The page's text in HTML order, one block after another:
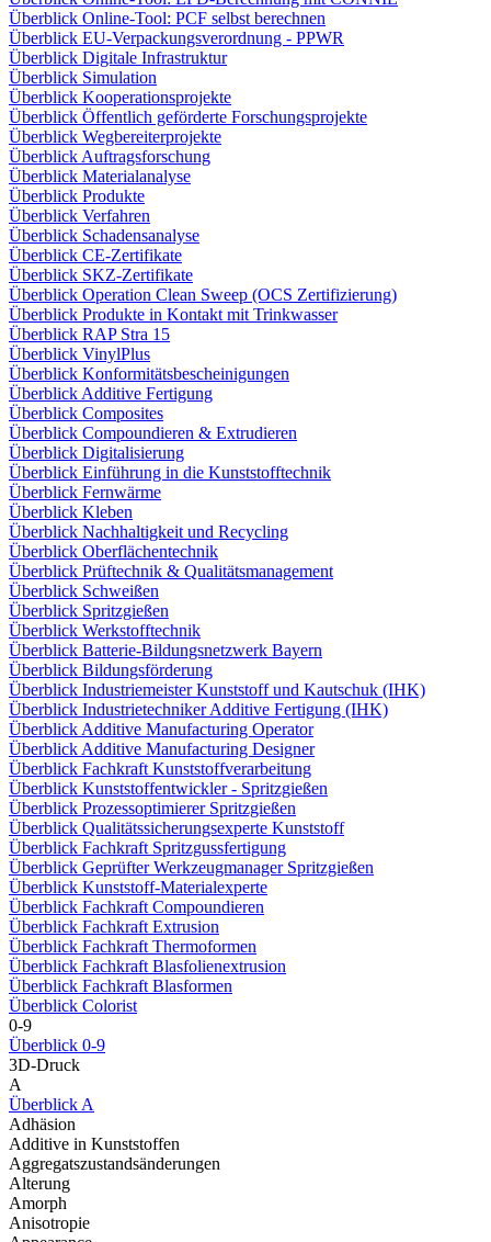
Überblick Online-Tool: PCF selbst berechnen
Überblick EU-Verpackungsverordnung - PPWR
Überblick Digitale Infrastruktur
Überblick Simulation
Überblick Kooperationsprojekte
Überblick Öffentlich geförderte Forschungsprojekte
Überblick Wegbereiterprojekte
Überblick Auftragsforschung
Überblick Materialanalyse
Überblick Produkte
Überblick Verfahren
Überblick Schadensanalyse
Überblick CE-Zertifikate
Überblick SKZ-Zertifikate
Überblick Operation Clean Sweep (OCS Zertifizierung)
Überblick Produkte in Kontakt mit Trinkwasser
Überblick RAP Stra 15
Überblick VinylPlus
Überblick Konformitätsbescheinigungen
Überblick Additive Fertigung
Überblick Composites
Überblick Compoundieren & Extrudieren
Überblick Digitalisierung
Überblick Einführung in die Kunststofftechnik
Überblick Fernwärme
Überblick Kleben
Überblick Nachhaltigkeit und Recycling
Überblick Oberflächentechnik
Überblick Prüftechnik & Qualitätsmanagement
Überblick Schweißen
Überblick Spritzgießen
Überblick Werkstofftechnik
Überblick Batterie-Bildungsnetzwerk Bayern
Überblick Bildungsförderung
Überblick Industriemeister Kunststoff und Kautschuk (IHK)
Überblick Industrietechniker Additive Fertigung (IHK)
Überblick Additive Manufacturing Operator
Überblick Additive Manufacturing Designer
Überblick Fachkraft Kunststoffverarbeitung
Überblick Kunststoffentwickler - Spritzgießen
Überblick Prozessoptimierer Spritzgießen
Überblick Qualitätssicherungsexperte Kunststoff
Überblick Fachkraft Spritzgussfertigung
Überblick Geprüfter Werkzeugmanager Spritzgießen
Überblick Kunststoff-Materialexperte
Überblick Fachkraft Compoundieren
Überblick Fachkraft Extrusion
Überblick Fachkraft Thermoformen
Überblick Fachkraft Blasfolienextrusion
Überblick Fachkraft Blasformen
Überblick Colorist
0-9
Überblick 0-9
3D-Druck
A
Überblick A
Adhäsion
Additive in Kunststoffen
Aggregatszustandsänderungen
Alterung
Amorph
Anisotropie